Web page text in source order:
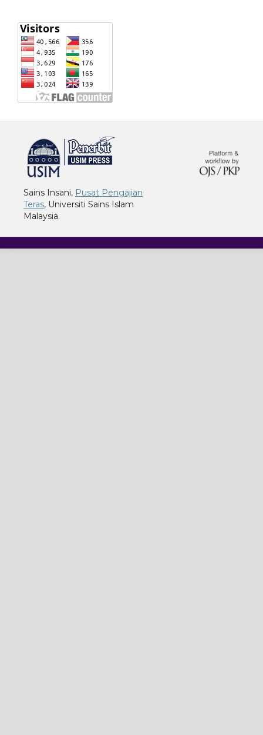
Sains Insani, Pusat Pengajian
Teras, Universiti Sains Islam
Malaysia.